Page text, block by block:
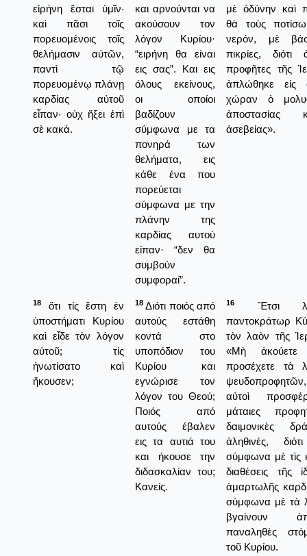
εἰρήνη ἔσται ὑμῖν·
καὶ πᾶσι τοῖς
πορευομένοις τοῖς
θελήμασιν αὐτῶν,
παντὶ τῷ
πορευομένῳ πλάνῃ
καρδίας αὐτοῦ
εἶπαν· οὐχ ἥξει ἐπὶ
σὲ κακά.
και αρνούνται να
ακούσουν τον
λόγον Κυρίου·
“ειρήνη θα είναι
εις σας”. Και εις
όλους εκείνους,
οι οποίοι
βαδίζουν
σύμφωνα με τα
πονηρά των
θελήματα, εις
κάθε ένα που
πορεύεται
σύμφωνα με την
πλάνην της
καρδίας αυτού
είπαν· “δεν θα
συμβούν
συμφοραί”.
μὲ ὀδύνην καὶ
θὰ τοὺς
νερόν, μὲ
πικρίες,
προφῆτες τῆς
ἀπλώθηκε εἰς
χώραν ὁ
ἀποστασίας
ἀσεβείας».
18
ὅτι τίς ἔστη ἐν
ὑποστήματι Κυρίου
καὶ εἶδε τὸν λόγον
αὐτοῦ; τίς
ἠνωτίσατο καὶ
ἤκουσεν;
18 Διότι ποιός από
αυτούς εστάθη
κοντά στο
υποπόδιον του
Κυρίου και
εγνώρισε τον
λόγον του Θεού;
Ποιός από
αυτούς έβαλεν
εις τα αυτιά του
και ήκουσε την
διδασκαλίαν του;
Κανείς.
16
Ἔτσι
παντοκράτωρ
τὸν λαὸν τῆς
«Μὴ
προσέχετε τὰ
αὐτοὶ
μάταιες
δαιμονικὲς
ἀληθινές,
σύμφωνα μὲ τὶς
διαθέσεις τῆς
ἁμαρτωλῆς
σύμφωνα μὲ τὰ
βγαίνουν
παναληθὲς
τοῦ Κυρίου.